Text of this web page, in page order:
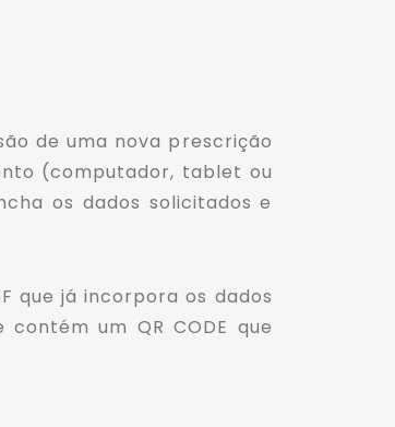
de uma nova prescrição
(computador, tablet ou
os dados solicitados e
que já incorpora os dados
um QR CODE que